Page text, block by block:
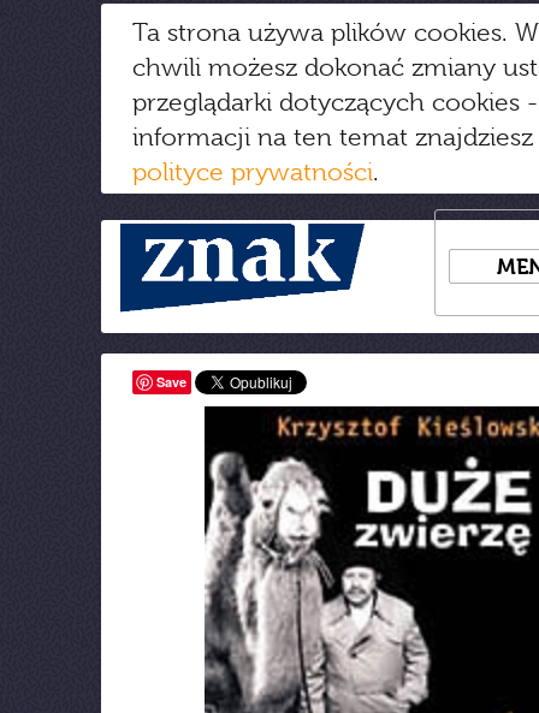
Ta strona używa plików cookies.
chwili możesz dokonać zmiany
przeglądarki dotyczących cookies
informacji na ten temat
polityce prywatności.
Save